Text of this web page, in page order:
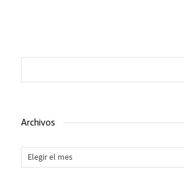
Archivos
Archivos